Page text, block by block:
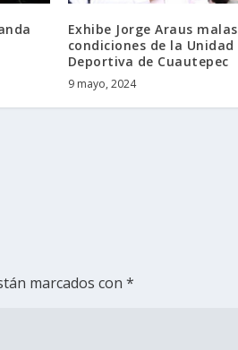
Exhibe Jorge Araus malas
condiciones de la Unidad
Deportiva de Cuautepec
9 mayo, 2024
marcados con*